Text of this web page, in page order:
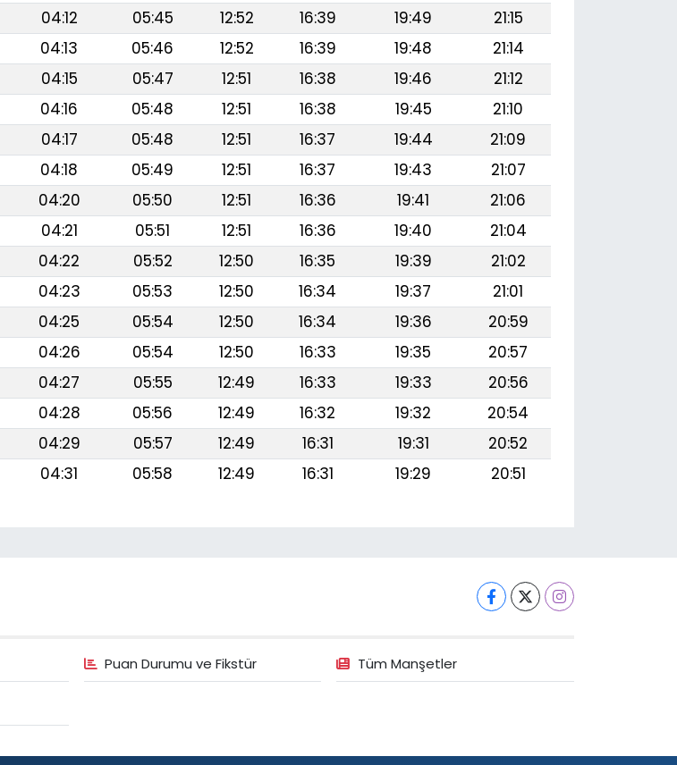
04:12 05:45 12:52 16:39 19:49
21:15
04:13 05:46 12:52 16:39 19:48
21:14
04:15 05:47 12:51 16:38 19:46
21:12
04:16 05:48 12:51 16:38 19:45
21:10
04:17 05:48 12:51 16:37 19:44
21:09
04:18 05:49 12:51 16:37 19:43
21:07
04:20 05:50 12:51 16:36 19:41
21:06
04:21 05:51 12:51 16:36 19:40
21:04
04:22 05:52 12:50 16:35 19:39
21:02
04:23 05:53 12:50 16:34 19:37
21:01
04:25 05:54 12:50 16:34 19:36
20:59
04:26 05:54 12:50 16:33 19:35
20:57
04:27 05:55 12:49 16:33 19:33
20:56
04:28 05:56 12:49 16:32 19:32
20:54
04:29 05:57 12:49 16:31 19:31
20:52
04:31 05:58 12:49 16:31 19:29 20:51
Puan Durumu ve Fikstür Tüm Manşetler